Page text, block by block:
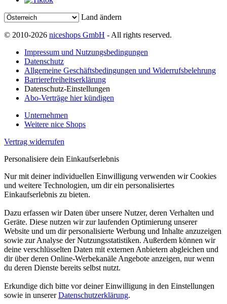
Land ändern
© 2010-2026 niceshops GmbH - All rights reserved.
Impressum und Nutzungsbedingungen
Datenschutz
Allgemeine Geschäftsbedingungen und Widerrufsbelehrung
Barrierefreiheitserklärung
Datenschutz-Einstellungen
Abo-Verträge hier kündigen
Unternehmen
Weitere nice Shops
Vertrag widerrufen
Personalisiere dein Einkaufserlebnis
Nur mit deiner individuellen Einwilligung verwenden wir Cookies
und weitere Technologien, um dir ein personalisiertes
Einkaufserlebnis zu bieten.
Dazu erfassen wir Daten über unsere Nutzer, deren Verhalten und
Geräte. Diese nutzen wir zur laufenden Optimierung unserer
Website und um dir personalisierte Werbung und Inhalte anzuzeigen
sowie zur Analyse der Nutzungsstatistiken. Außerdem können wir
deine verschlüsselten Daten mit externen Anbietern abgleichen und
dir über deren Online-Werbekanäle Angebote anzeigen, nur wenn
du deren Dienste bereits selbst nutzt.
Erkundige dich bitte vor deiner Einwilligung in den Einstellungen
sowie in unsererDatenschutzerklärung.